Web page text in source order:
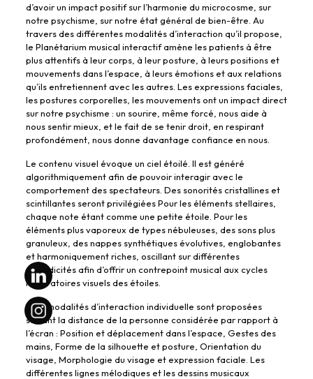
d’avoir un impact positif sur l’harmonie du microcosme, sur
notre psychisme, sur notre état général de bien-être. Au
travers des différentes modalités d’interaction qu’il propose,
le Planétarium musical interactif amène les patients à être
plus attentifs à leur corps, à leur posture, à leurs positions et
mouvements dans l’espace, à leurs émotions et aux relations
qu’ils entretiennent avec les autres. Les expressions faciales,
les postures corporelles, les mouvements ont un impact direct
sur notre psychisme : un sourire, même forcé, nous aide à
nous sentir mieux, et le fait de se tenir droit, en respirant
profondément, nous donne davantage confiance en nous.
Le contenu visuel évoque un ciel étoilé. Il est généré
algorithmiquement afin de pouvoir interagir avec le
comportement des spectateurs. Des sonorités cristallines et
scintillantes seront privilégiées Pour les éléments stellaires,
chaque note étant comme une petite étoile. Pour les
éléments plus vaporeux de types nébuleuses, des sons plus
granuleux, des nappes synthétiques évolutives, englobantes
et harmoniquement riches, oscillant sur différentes
périodicités afin d’offrir un contrepoint musical aux cycles
respiratoires visuels des étoiles.
Cinq modalités d’interaction individuelle sont proposées
suivant la distance de la personne considérée par rapport à
l’écran : Position et déplacement dans l’espace, Gestes des
mains, Forme de la silhouette et posture, Orientation du
visage, Morphologie du visage et expression faciale. Les
différentes lignes mélodiques et les dessins musicaux